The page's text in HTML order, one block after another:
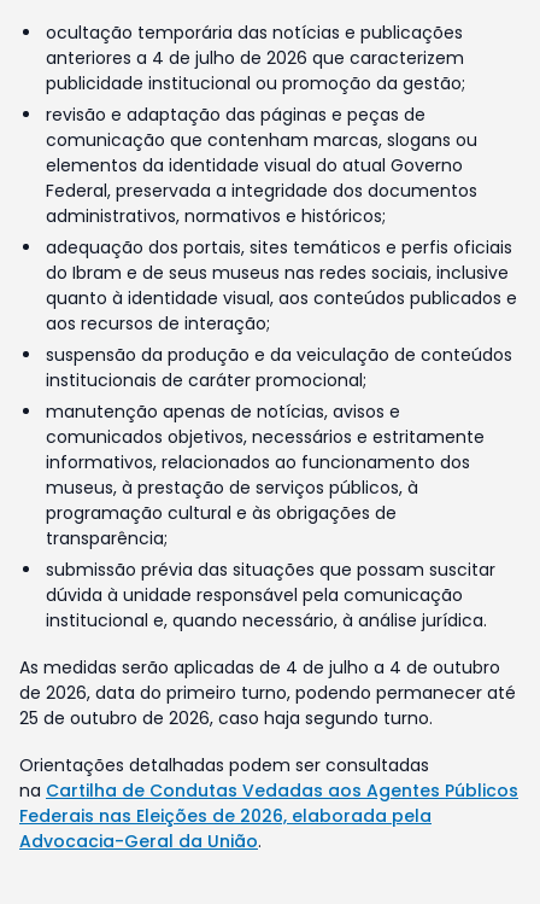
ocultação temporária das notícias e publicações
anteriores a 4 de julho de 2026 que caracterizem
publicidade institucional ou promoção da gestão;
revisão e adaptação das páginas e peças de
comunicação que contenham marcas, slogans ou
elementos da identidade visual do atual Governo
Federal, preservada a integridade dos documentos
administrativos, normativos e históricos;
adequação dos portais, sites temáticos e perfis oficiais
do Ibram e de seus museus nas redes sociais, inclusive
quanto à identidade visual, aos conteúdos publicados e
aos recursos de interação;
suspensão da produção e da veiculação de conteúdos
institucionais de caráter promocional;
manutenção apenas de notícias, avisos e
comunicados objetivos, necessários e estritamente
informativos, relacionados ao funcionamento dos
museus, à prestação de serviços públicos, à
programação cultural e às obrigações de
transparência;
submissão prévia das situações que possam suscitar
dúvida à unidade responsável pela comunicação
institucional e, quando necessário, à análise jurídica.
As medidas serão aplicadas de 4 de julho a 4 de outubro
de 2026, data do primeiro turno, podendo permanecer até
25 de outubro de 2026, caso haja segundo turno.
Orientações detalhadas podem ser consultadas
na Cartilha de Condutas Vedadas aos Agentes Públicos
Federais nas Eleições de 2026, elaborada pela
Advocacia-Geral da União.